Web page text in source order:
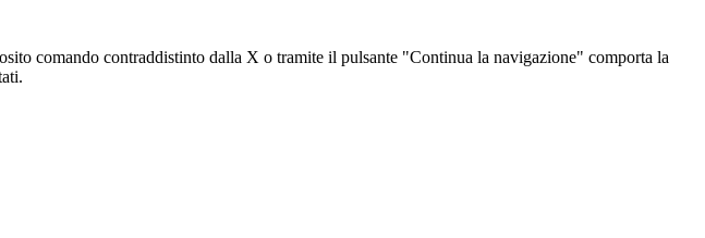
comando contraddistinto dalla X o tramite il pulsante "Continua la navigazione" comporta la